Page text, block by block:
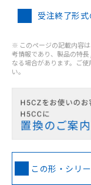
受注終了形
※ このページの記載内容
考情報であり、製品の特
なる場合があります。ご
い。
この形・シリ